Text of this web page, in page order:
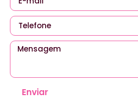
Enviar